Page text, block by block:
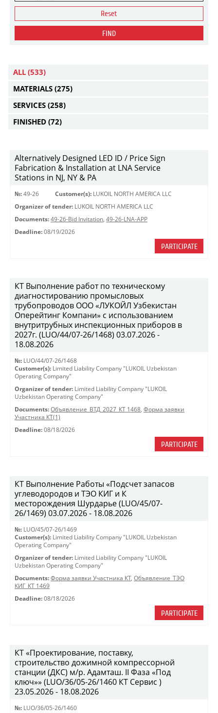
Reset
FIND
ALL (533)
MATERIALS (275)
SERVICES (258)
FINISHED (72)
Alternatively Designed LED ID / Price Sign
Fabrication & Installation at LNA Service
Stations in NJ, NY & PA
№: 49-26 Customer(s): LUKOIL NORTH AMERICA LLC
Organizer of tender: LUKOIL NORTH AMERICA LLC
Documents: 49-26-Bid Invitation, 49-26-LNA-APP
Deadline: 08/19/2026
PARTICIPATE
КТ Выполнение работ по техническому
диагностированию промысловых
трубопроводов ООО «ЛУКОЙЛ Узбекистан
Оперейтинг Компани» с использованием
внутритрубных инспекционных приборов в
2027г. (LUO/44/07-26/1468) 03.07.2026 -
18.08.2026
№: LUO/44/07-26/1468
Customer(s): Limited Liability Company "LUKOIL Uzbekistan
Operating Company"
Organizer of tender: Limited Liability Company "LUKOIL
Uzbekistan Operating Company"
Documents: Объявление_ВТД_2027_КТ 1468, Форма заявки
Участника КТ(1)
Deadline: 08/18/2026
PARTICIPATE
КТ Выполнение Работы «Подсчет запасов
углеводородов и ТЭО КИГ и К
месторождения Шурдарье (LUO/45/07-
26/1469) 03.07.2026 - 18.08.2026
№: LUO/45/07-26/1469
Customer(s): Limited Liability Company "LUKOIL Uzbekistan
Operating Company"
Organizer of tender: Limited Liability Company "LUKOIL
Uzbekistan Operating Company"
Documents: Форма заявки Участника КТ, Объявление_ТЭО
КИГ_КТ 1469
Deadline: 08/18/2026
PARTICIPATE
КТ «Проектирование, поставку,
строительство дожимной компрессорной
станции (ДКС) м/р. Адамташ. II Фаза «Под
ключ»» (LUO/36/05-26/1460 КТ Сервис )
23.05.2026 - 18.08.2026
№: LUO/36/05-26/1460